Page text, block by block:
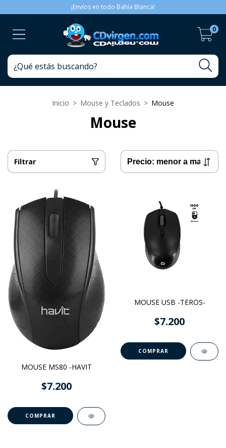
¡Envíos en todo Bahía Blanca!
0
Inicio > Mouse y Teclados > Mouse
Mouse
Filtrar
MOUSE MS80 -HAVIT
$7.200
MOUSE USB -TEROS-
$7.200